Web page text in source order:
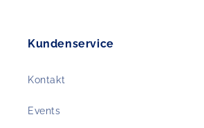
Kundenservice
Kontakt
Events